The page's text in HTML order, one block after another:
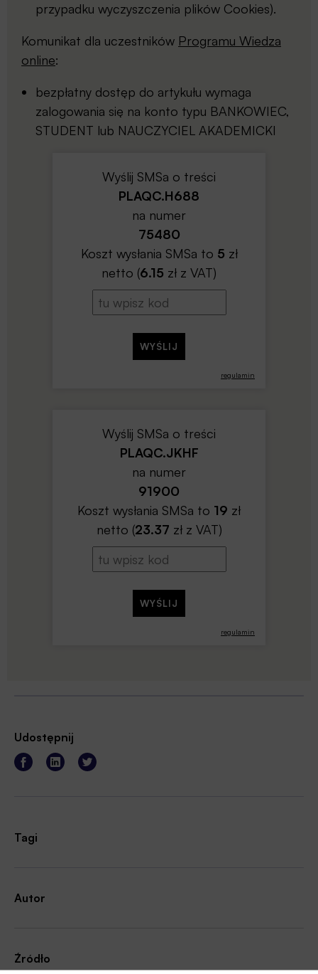
przypadku wyczyszczenia plików Cookies).
Komunikat dla uczestników Programu Wiedza
online:
bezpłatny dostęp do artykułu wymaga
zalogowania się na konto typu BANKOWIEC,
STUDENT lub NAUCZYCIEL AKADEMICKI
regulamin
Wyślij SMSa o treści
PLAQC.H688
na numer
75480
Koszt wysłania SMSa to 5 zł
netto (6.15 zł z VAT)
regulamin
Wyślij SMSa o treści
PLAQC.JKHF
na numer
91900
Koszt wysłania SMSa to 19 zł
netto (23.37 zł z VAT)
Udostępnij
Tagi
Autor
Źródło